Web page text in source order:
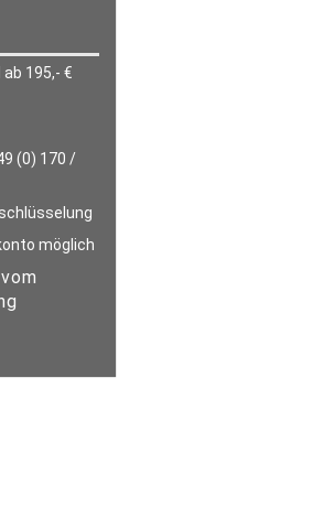
195,- €
(0) 170 /
möglich